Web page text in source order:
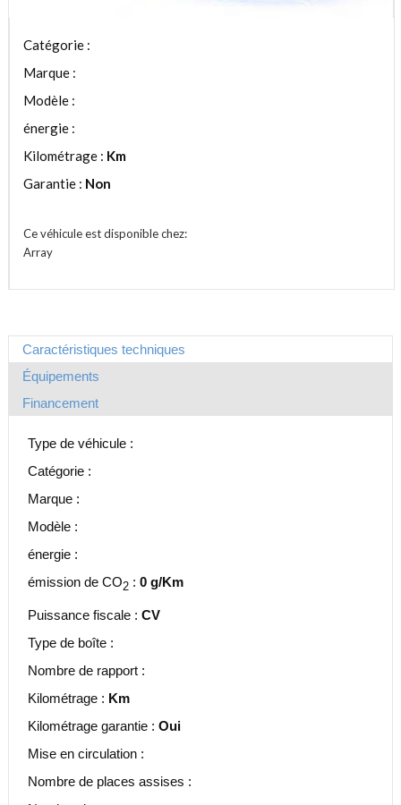
Catégorie :
Marque :
Modèle :
énergie :
Kilométrage : Km
Garantie : Non
Ce véhicule est disponible chez:
Array
Caractéristiques techniques
Équipements
Financement
Type de véhicule :
Catégorie :
Marque :
Modèle :
énergie :
émission de CO2: 0 g/Km
Puissance fiscale : CV
Type de boîte :
Nombre de rapport :
Kilométrage : Km
Kilométrage garantie : Oui
Mise en circulation :
Nombre de places assises :